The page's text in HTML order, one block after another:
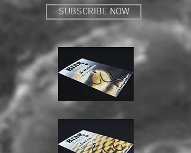
SUBSCRIBE NOW